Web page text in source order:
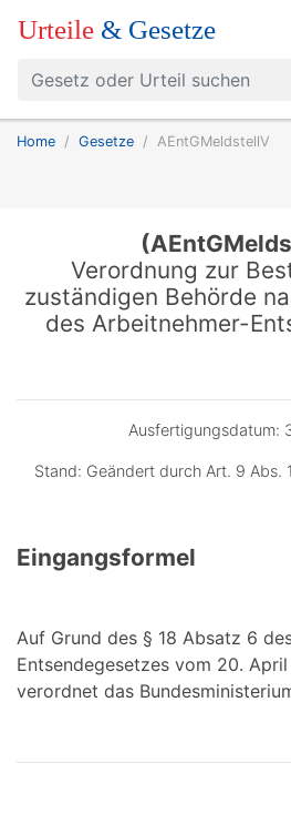
Urteile & Gesetze
Home Gesetze AEntGMeldstellV
Verordnung zur
zuständigen Behörde
des Arbeitnehmer-
Ausfertigungsdatum:
Stand: Geändert durch Art. 9 Abs.
Eingangsformel
Auf Grund des § 18 Absatz 6
Entsendegesetzes vom 20.
verordnet das